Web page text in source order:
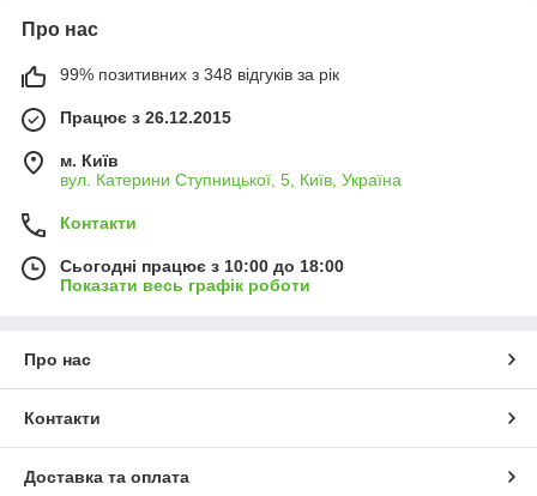
Про нас
99% позитивних з 348 відгуків за рік
Працює з 26.12.2015
м. Київ
вул. Катерини Ступницької, 5, Київ, Україна
Контакти
Сьогодні працює з 10:00 до 18:00
Показати весь графік роботи
Про нас
Контакти
Доставка та оплата